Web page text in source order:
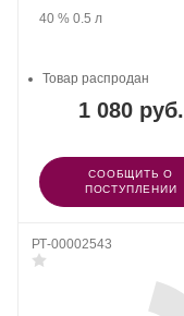
Производитель:
.Крепость
40 %. Объем
0.5 л
1 080 руб.
Товар распродан
СООБЩИТЬ О
ПОСТУПЛЕНИИ
РТ-00002543